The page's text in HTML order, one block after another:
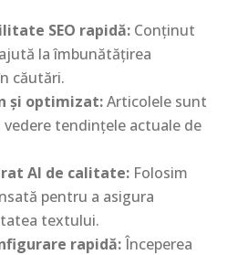
SEO rapidă:Conținut
la îmbunătățirea
căutări.
și optimizat:Articolele sunt
vedere tendințele actuale de
AI de calitate:Folosim
pentru a asigura
textului.
rapidă:Începerea